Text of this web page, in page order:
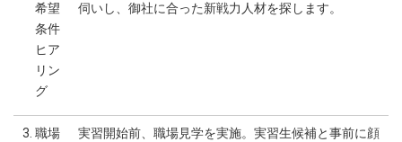
希望
条件
ヒア
リン
グ
伺いし、御社に合った新戦力人材を探します。
3. 職場
実習開始前、職場見学を実施。実習生候補と事前に顔